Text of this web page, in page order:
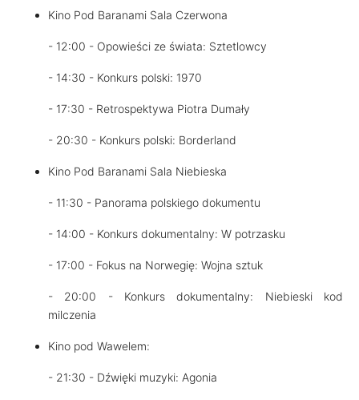
Kino Pod Baranami Sala Czerwona
- 12:00 - Opowieści ze świata: Sztetlowcy
- 14:30 - Konkurs polski: 1970
- 17:30 - Retrospektywa Piotra Dumały
- 20:30 - Konkurs polski: Borderland
Kino Pod Baranami Sala Niebieska
- 11:30 - Panorama polskiego dokumentu
- 14:00 - Konkurs dokumentalny: W potrzasku
- 17:00 - Fokus na Norwegię: Wojna sztuk
- 20:00 - Konkurs dokumentalny: Niebieski kod
milczenia
Kino pod Wawelem:
- 21:30 - Dźwięki muzyki: Agonia